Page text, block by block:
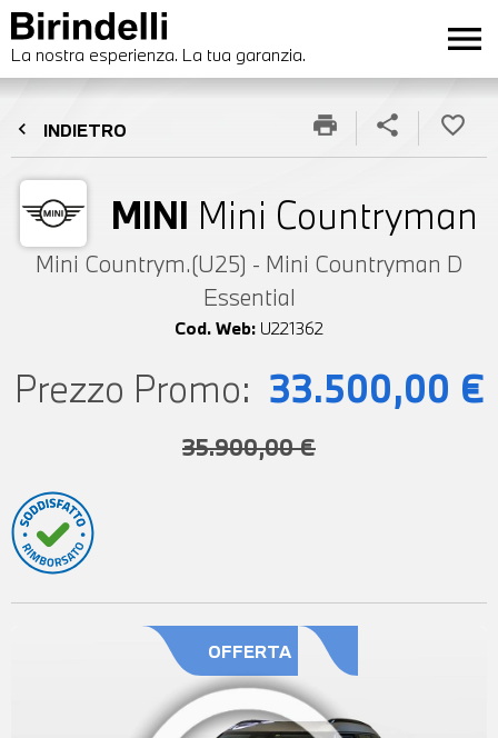
La nostra esperienza. La tua garanzia. menu
chevron_left INDIETRO
MINI Mini Countryman
Mini Countrym.(U25) - Mini Countryman D
Essential
Cod. Web: U221362
print share favorite_border
Prezzo Promo: 33.500,00 €
35.900,00 €
OFFERTA